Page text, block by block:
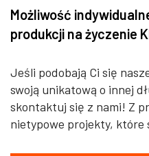
Możliwość
produkcji na życzenie
Jeśli podobają Ci się
swoją unikatową o innej
skontaktuj się z nami! Z
nietypowe projekty, które